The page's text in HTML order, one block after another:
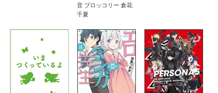
音 ブロッコリー 倉花
千夏